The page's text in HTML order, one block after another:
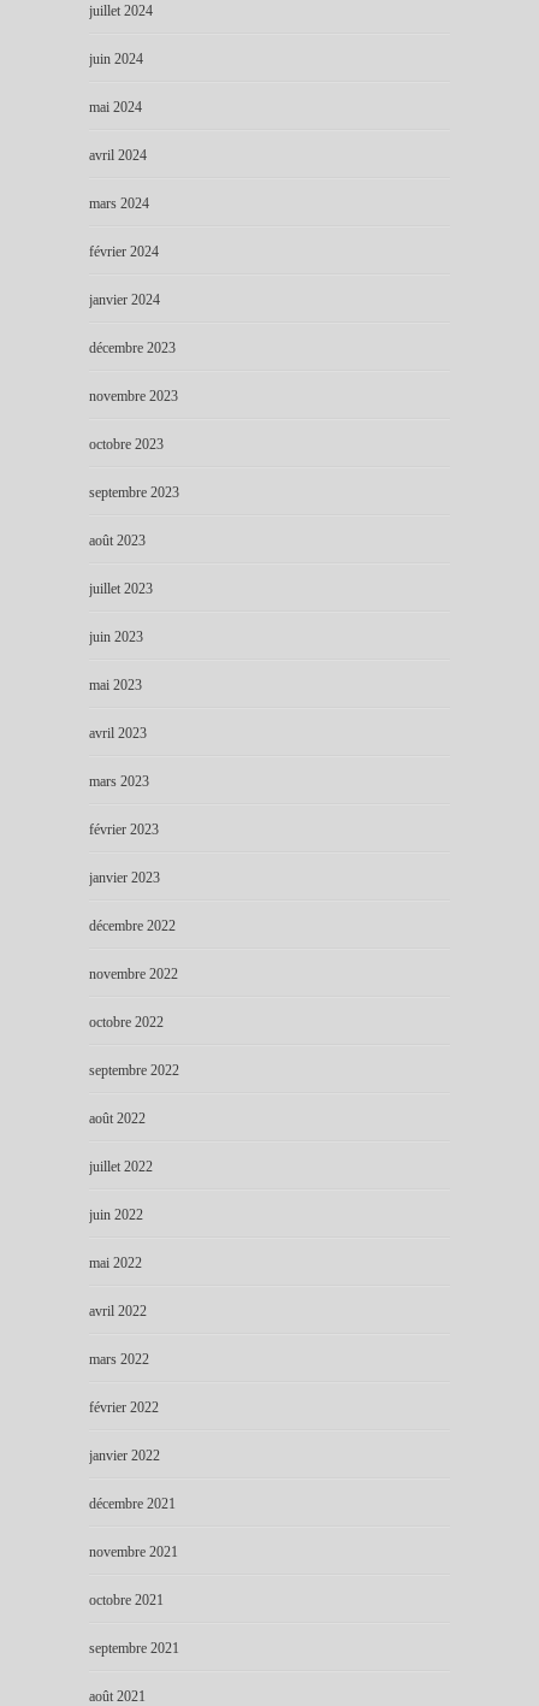
juillet 2024
juin 2024
mai 2024
avril 2024
mars 2024
février 2024
janvier 2024
décembre 2023
novembre 2023
octobre 2023
septembre 2023
août 2023
juillet 2023
juin 2023
mai 2023
avril 2023
mars 2023
février 2023
janvier 2023
décembre 2022
novembre 2022
octobre 2022
septembre 2022
août 2022
juillet 2022
juin 2022
mai 2022
avril 2022
mars 2022
février 2022
janvier 2022
décembre 2021
novembre 2021
octobre 2021
septembre 2021
août 2021